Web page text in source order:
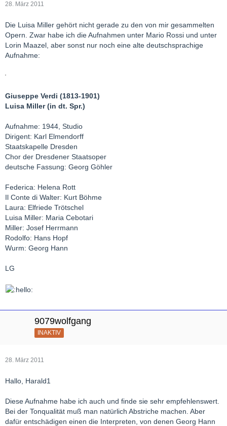
28. März 2011
Die Luisa Miller gehört nicht gerade zu den von mir gesammelten
Opern. Zwar habe ich die Aufnahmen unter Mario Rossi und unter
Lorin Maazel, aber sonst nur noch eine alte deutschsprachige
Aufnahme:
Giuseppe Verdi (1813-1901)
Luisa Miller (in dt. Spr.)
Aufnahme: 1944, Studio
Dirigent: Karl Elmendorff
Staatskapelle Dresden
Chor der Dresdener Staatsoper
deutsche Fassung: Georg Göhler
Federica: Helena Rott
Il Conte di Walter: Kurt Böhme
Laura: Elfriede Trötschel
Luisa Miller: Maria Cebotari
Miller: Josef Herrmann
Rodolfo: Hans Hopf
Wurm: Georg Hann
LG
9079wolfgang
INAKTIV
28. März 2011
Hallo, Harald1
Diese Aufnahme habe ich auch und finde sie sehr empfehlenswert.
Bei der Tonqualität muß man natürlich Abstriche machen. Aber
dafür entschädigen einen die Interpreten, von denen Georg Hann